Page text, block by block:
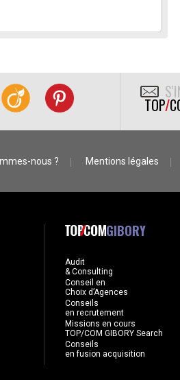
TOP/
nous ? Mentions légales
GIBORY
Audit
& Consulting
Conseil en
Choix d’Agences
Conseils
en recrutement
Missions en cours
TOP/COM GIBORY Search
Conseils
en fusion acquisition